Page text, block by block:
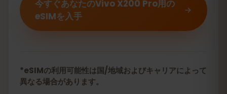
今すぐあなたのVivo X200 Pro用の
eSIMを入手
*eSIMの利用可能性は国/地域およびキャリアによって
異なる場合があります。